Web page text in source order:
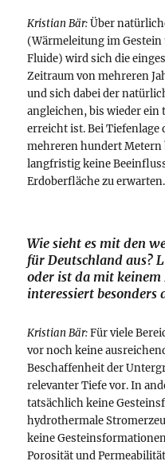
Kristian Bär:Über
(Wärmeleitung im
Fluide) wird sich die
Zeitraum von mehreren
und sich dabei der
angleichen, bis wieder
erreicht ist. Bei
mehreren hundert Metern
langfristig keine
Erdoberfläche zu erwarten.
Wie sieht es mit den
für Deutschland aus?
oder ist da mit
interessiert besonders
Kristian Bär:Für viele
vor noch keine
Beschaffenheit der
relevanter Tiefe vor. In
tatsächlich keine
hydrothermale
keine
Porosität und